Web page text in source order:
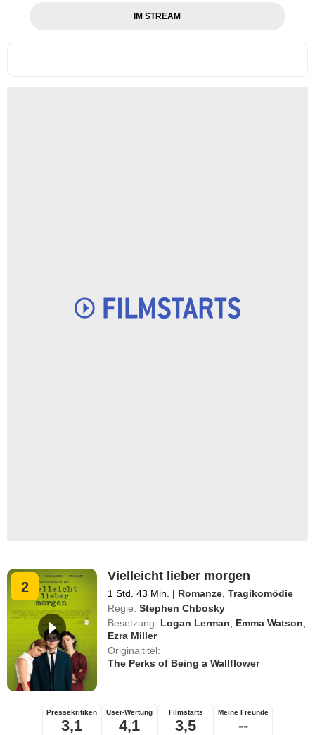
IM STREAM
2
Vielleicht lieber morgen
1 Std. 43 Min. | Romanze ,Tragikomödie
Regie: Stephen Chbosky
Besetzung: Logan Lerman Emma Watson
Ezra Miller
Originaltitel:
The Perks of Being a Wallflower
Pressekritiken
3,1
User-Wertung
4,1
Filmstarts
3,5
Meine Freunde
--